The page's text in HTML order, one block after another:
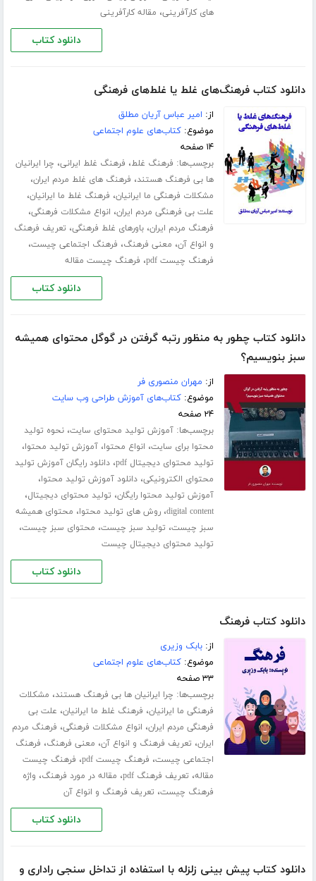
های کارآفرینی، مقاله کارآفرینی
دانلود کتاب
دانلود کتاب فرهنگ‌های غلط یا غلط‌های فرهنگی
از: امیر عباس آریان مطلق
موضوع:کتاب‌های علوم اجتماعی
۱۴ صفحه
برچسب‌ها: فرهنگ غلط، فرهنگ غلط ایرانی، چرا ایرانیان
ها بی فرهنگ هستند، فرهنگ های غلط مردم ایران،
مشکلات فرهنگی ما ایرانیان، فرهنگ غلط ما ایرانیان،
علت بی فرهنگی مردم ایران، انواع مشکلات فرهنگی،
فرهنگ مردم ایران،باورهای غلط فرهنگی، تعریف فرهنگ
و انواع آن، معنی فرهنگ، فرهنگ اجتماعی چیست،
فرهنگ چیست pdf ، فرهنگ چیست مقاله
دانلود کتاب
دانلود کتاب چطور به منظور رتبه گرفتن در گوگل محتوای همیشه
سبز بنویسیم؟
از: مهران منصوری فر
موضوع:کتاب‌های آموزش طراحی وب سایت
۲۴ صفحه
برچسب‌ها:آموزش تولید محتوای سایت،نحوه تولید
محتوا برای سایت، انواع محتوا،آموزش تولید محتوا،
تولید محتوای دیجیتال pdf ،دانلود رایگان آموزش تولید
محتوای الکترونیکی،دانلود آموزش تولید محتوا،
آموزش تولید محتوا رایگان، تولید محتوای دیجیتال،
digital content،روش های تولید محتوا، محتوای همیشه
سبز چیست، تولید سبز چیست، محتوای سبز چیست،
تولید محتوای دیجیتال چیست
دانلود کتاب
دانلود کتاب فرهنگ
از:بابک وزیری
موضوع:کتاب‌های علوم اجتماعی
۳۳ صفحه
برچسب‌ها: چرا ایرانیان ها بی فرهنگ هستند، مشکلات
فرهنگی ما ایرانیان، فرهنگ غلط ما ایرانیان، علت بی
فرهنگی مردم ایران، انواع مشکلات فرهنگی، فرهنگ مردم
ایران، تعریف فرهنگ و انواع آن، معنی فرهنگ، فرهنگ
اجتماعی چیست، فرهنگ چیست pdf ، فرهنگ چیست
مقاله، تعریف فرهنگ pdf ، مقاله در مورد فرهنگ، واژه
فرهنگ چیست، تعریف فرهنگ و انواع آن
دانلود کتاب
دانلود کتاب پیش بینی زلزله با استفاده از تداخل سنجی راداری و